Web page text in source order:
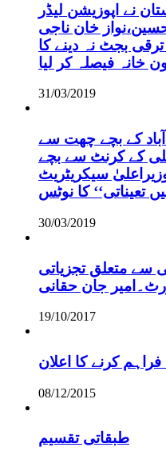
نے اپوزیشن لیڈر
خان ناجی
بجٹ نہ دینے کا
خانہ فیصلہ کر لیا
31/03/2019
کے بچے چھت سے
کے کرنٹ سے بچے
سیکریٹریٹ
تعیناتی‘‘ کا نوٹس
30/03/2019
سے متعلق تجزیاتی
جان حقانی
19/10/2017
کرنے کا اعلان
08/12/2015
طبقاتی تقسیم